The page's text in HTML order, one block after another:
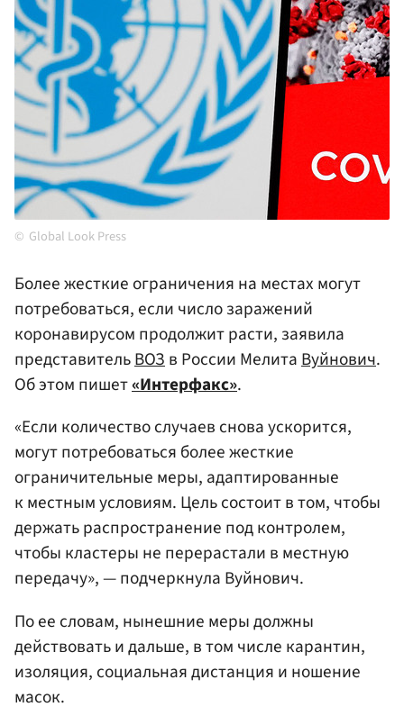
Global Look Press
Более жесткие ограничения на местах могут
потребоваться, если число заражений
коронавирусом продолжит расти, заявила
представительВОЗв России МелитаВуйнович.
Об этом пишет«Интерфакс».
«Если количество случаев снова ускорится,
могут потребоваться более жесткие
ограничительные меры, адаптированные
к местным условиям. Цель состоит в том, чтобы
держать распространение под контролем,
чтобы кластеры не перерастали в местную
передачу», — подчеркнула Вуйнович.
По ее словам, нынешние меры должны
действовать и дальше, в том числе карантин,
изоляция, социальная дистанция и ношение
масок.